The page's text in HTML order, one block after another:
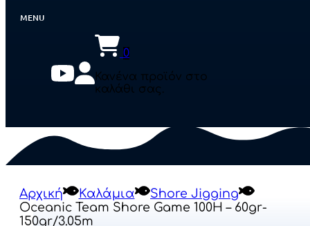
0
Κανένα προϊόν στο
καλάθι σας.
Αρχική Καλάμια
Shore Jigging
Oceanic Team Shore Game 100H – 60gr-
150gr/3.05m